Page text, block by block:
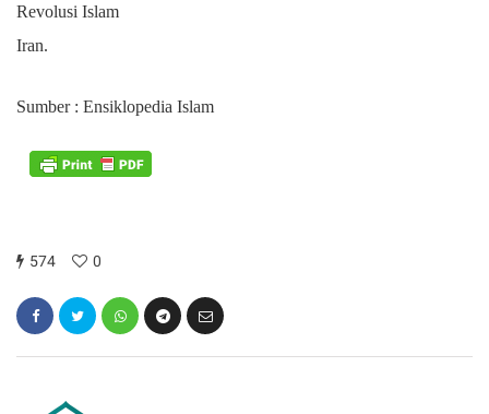
Revolusi Islam
Iran.
Sumber : Ensiklopedia Islam
574 0